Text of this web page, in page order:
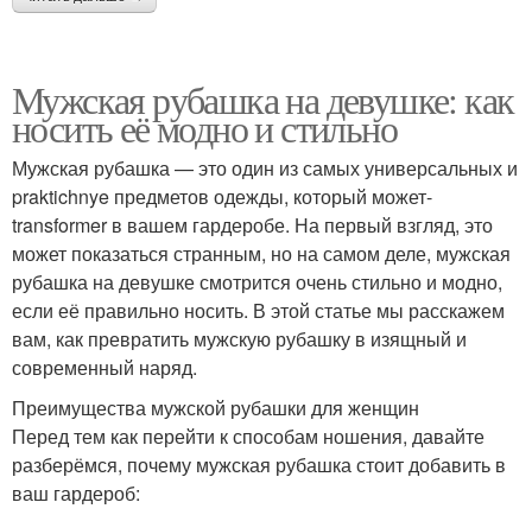
Мужская рубашка на девушке: как
носить её модно и стильно
Мужская рубашка — это один из самых универсальных и
praktichnye предметов одежды, который может-
transformer в вашем гардеробе. На первый взгляд, это
может показаться странным, но на самом деле, мужская
рубашка на девушке смотрится очень стильно и модно,
если её правильно носить. В этой статье мы расскажем
вам, как превратить мужскую рубашку в изящный и
современный наряд.
Преимущества мужской рубашки для женщин
Перед тем как перейти к способам ношения, давайте
разберёмся, почему мужская рубашка стоит добавить в
ваш гардероб: